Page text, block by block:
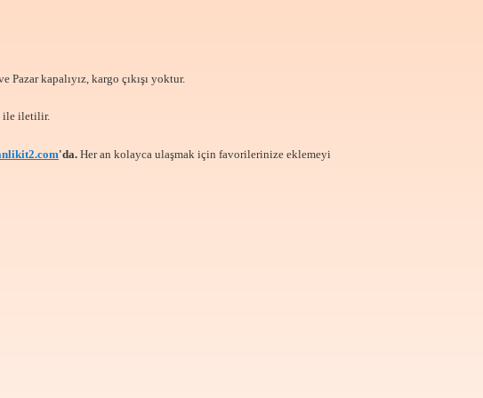
kapalıyız, kargo çıkışı yoktur.
ile iletilir.
'da. Her an kolayca ulaşmak için favorilerinize eklemeyi